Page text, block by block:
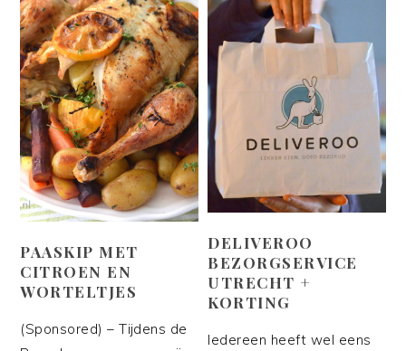
PAASKIP MET
CITROEN EN
WORTELTJES
(Sponsored) – Tijdens de
DELIVEROO
BEZORGSERVICE
UTRECHT +
KORTING
Iedereen heeft wel eens